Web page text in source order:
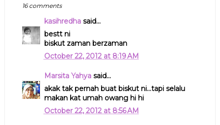
16 comments
kasihredhasaid...
bestt ni
biskut zaman berzaman
October 22, 2012 at 8:19 AM
Marsita Yahyasaid...
akak tak pernah buat biskut ni...tapi selalu
makan kat umah owang hi hi
October 22, 2012 at 8:56 AM